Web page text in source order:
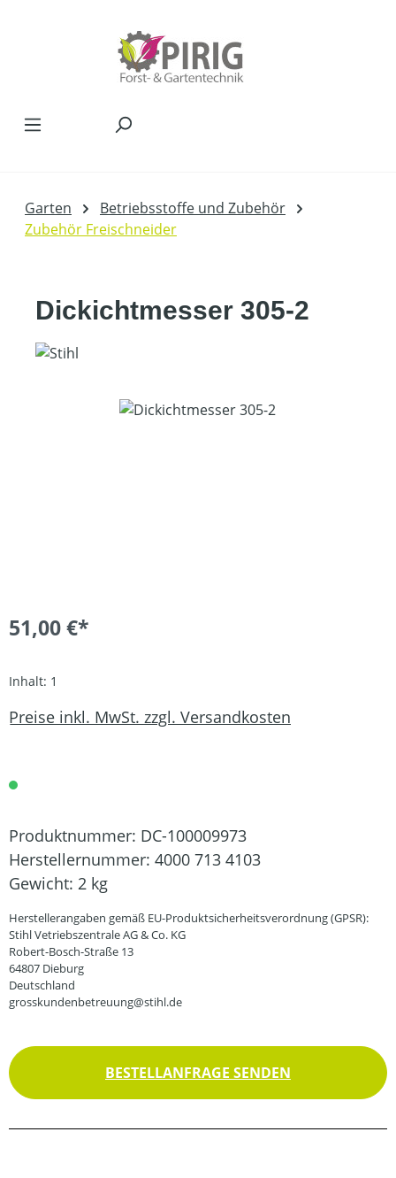
Garten
Betriebsstoffe und Zubehör
Zubehör Freischneider
Dickichtmesser 305-2
Bildergalerie überspringen
51,00 €*
Inhalt: 1
Preise inkl. MwSt. zzgl. Versandkosten
Produktnummer: DC-100009973
Herstellernummer: 4000 713 4103
Gewicht: 2 kg
Herstellerangaben gemäß EU-Produktsicherheitsverordnung (GPSR):
Stihl Vetriebszentrale AG & Co. KG
Robert-Bosch-Straße 13
64807 Dieburg
Deutschland
grosskundenbetreuung@stihl.de
BESTELLANFRAGE SENDEN